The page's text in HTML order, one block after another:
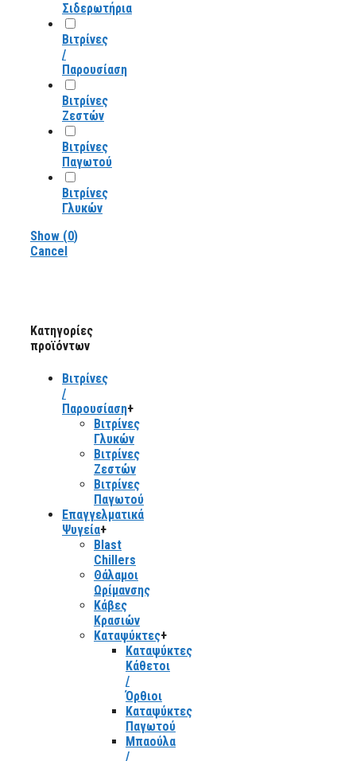
Σιδερωτήρια
Βιτρίνες
/
Παρουσίαση
Βιτρίνες
Ζεστών
Βιτρίνες
Παγωτού
Βιτρίνες
Γλυκών
Show (0)
Cancel
Κατηγορίες
προϊόντων
Βιτρίνες
/
Παρουσίαση+
Βιτρίνες
Γλυκών
Βιτρίνες
Ζεστών
Βιτρίνες
Παγωτού
Επαγγελματικά
Ψυγεία+
Blast
Chillers
Θάλαμοι
Ωρίμανσης
Κάβες
Κρασιών
Καταψύκτες+
Καταψύκτες
Κάθετοι
/
Όρθιοι
Καταψύκτες
Παγωτού
Μπαούλα
/